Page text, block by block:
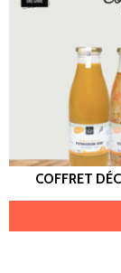
COFFRET